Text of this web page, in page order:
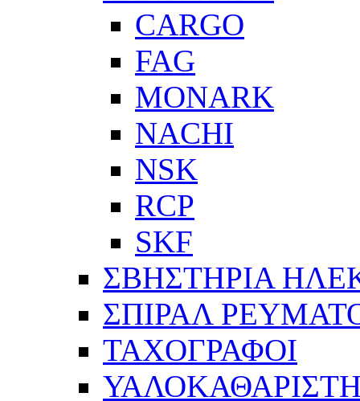
CARGO
FAG
MONARK
NACHI
NSK
RCP
SKF
ΣΒΗΣΤΗΡΙΑ
ΣΠΙΡΑΛ
ΤΑΧΟΓΡΑΦΟΙ